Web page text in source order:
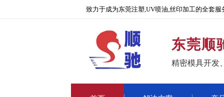
致力于成为东莞注塑,UV喷油,丝印加工的全套服
东莞顺
精密模具开发